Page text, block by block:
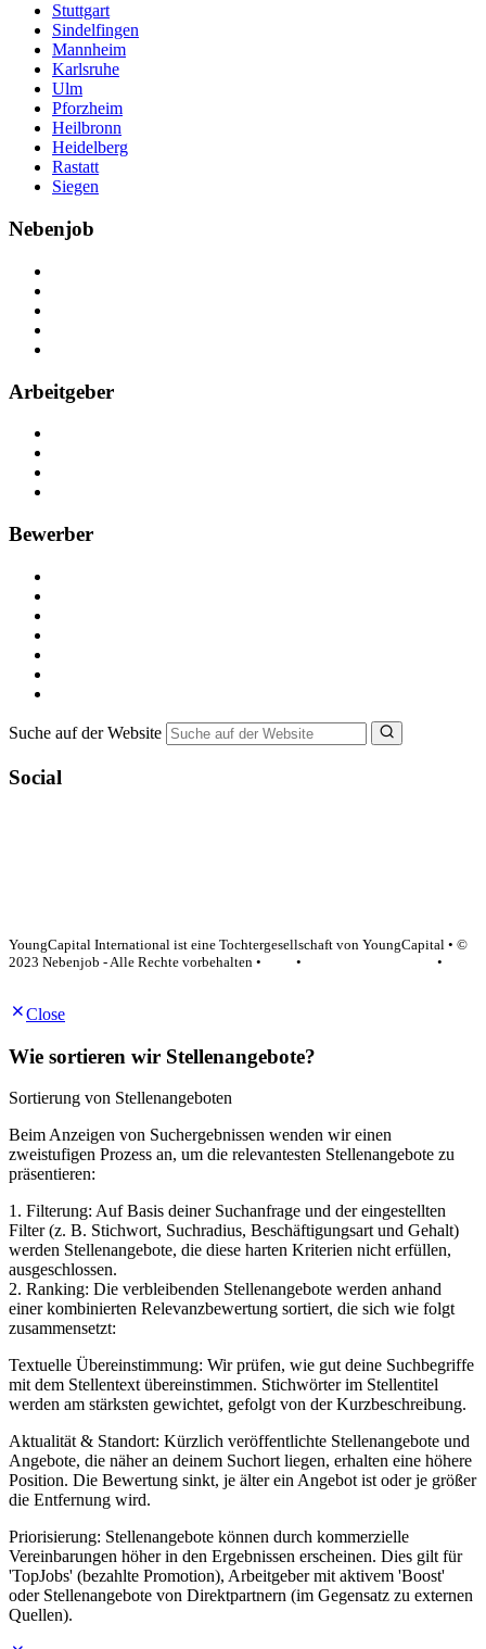
Stuttgart
Sindelfingen
Mannheim
Karlsruhe
Ulm
Pforzheim
Heilbronn
Heidelberg
Rastatt
Siegen
Nebenjob
Arbeitgeber
Bewerber
Suche auf der Website
Social
YoungCapital International ist eine Tochtergesellschaft von YoungCapital • ©
2023 Nebenjob - Alle Rechte vorbehalten •
•
•
Close
Wie sortieren wir Stellenangebote?
Sortierung von Stellenangeboten
Beim Anzeigen von Suchergebnissen wenden wir einen
zweistufigen Prozess an, um die relevantesten Stellenangebote zu
präsentieren:
1. Filterung: Auf Basis deiner Suchanfrage und der eingestellten
Filter (z. B. Stichwort, Suchradius, Beschäftigungsart und Gehalt)
werden Stellenangebote, die diese harten Kriterien nicht erfüllen,
ausgeschlossen.
2. Ranking: Die verbleibenden Stellenangebote werden anhand
einer kombinierten Relevanzbewertung sortiert, die sich wie folgt
zusammensetzt:
Textuelle Übereinstimmung: Wir prüfen, wie gut deine Suchbegriffe
mit dem Stellentext übereinstimmen. Stichwörter im Stellentitel
werden am stärksten gewichtet, gefolgt von der Kurzbeschreibung.
Aktualität & Standort: Kürzlich veröffentlichte Stellenangebote und
Angebote, die näher an deinem Suchort liegen, erhalten eine höhere
Position. Die Bewertung sinkt, je älter ein Angebot ist oder je größer
die Entfernung wird.
Priorisierung: Stellenangebote können durch kommerzielle
Vereinbarungen höher in den Ergebnissen erscheinen. Dies gilt für
'TopJobs' (bezahlte Promotion), Arbeitgeber mit aktivem 'Boost'
oder Stellenangebote von Direktpartnern (im Gegensatz zu externen
Quellen).